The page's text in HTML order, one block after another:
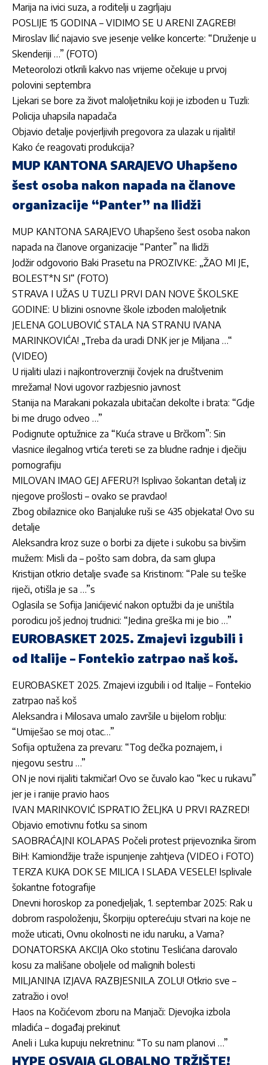
Marija na ivici suza, a roditelji u zagrljaju
POSLIJE 15 GODINA – VIDIMO SE U ARENI ZAGREB!
Miroslav Ilić najavio sve jesenje velike koncerte: “Druženje u
Skenderiji …” (FOTO)
Meteorolozi otkrili kakvo nas vrijeme očekuje u prvoj
polovini septembra
Ljekari se bore za život maloljetniku koji je izboden u Tuzli:
Policija uhapsila napadača
Objavio detalje povjerljivih pregovora za ulazak u rijaliti!
Kako će reagovati produkcija?
MUP KANTONA SARAJEVO Uhapšeno
šest osoba nakon napada na članove
organizacije “Panter” na Ilidži
MUP KANTONA SARAJEVO Uhapšeno šest osoba nakon
napada na članove organizacije “Panter” na Ilidži
Jodžir odgovorio Baki Prasetu na PROZIVKE: „ŽAO MI JE,
BOLEST*N SI“ (FOTO)
STRAVA I UŽAS U TUZLI PRVI DAN NOVE ŠKOLSKE
GODINE: U blizini osnovne škole izboden maloljetnik
JELENA GOLUBOVIĆ STALA NA STRANU IVANA
MARINKOVIĆA! „Treba da uradi DNK jer je Miljana …“
(VIDEO)
U rijaliti ulazi i najkontroverzniji čovjek na društvenim
mrežama! Novi ugovor razbjesnio javnost
Stanija na Marakani pokazala ubitačan dekolte i brata: “Gdje
bi me drugo odveo …”
Podignute optužnice za “Kuća strave u Brčkom”: Sin
vlasnice ilegalnog vrtića tereti se za bludne radnje i dječiju
pornografiju
MILOVAN IMAO GEJ AFERU?! Isplivao šokantan detalj iz
njegove prošlosti – ovako se pravdao!
Zbog obilaznice oko Banjaluke ruši se 435 objekata! Ovo su
detalje
Aleksandra kroz suze o borbi za dijete i sukobu sa bivšim
mužem: Misli da – pošto sam dobra, da sam glupa
Kristijan otkrio detalje svađe sa Kristinom: “Pale su teške
riječi, otišla je sa …”s
Oglasila se Sofija Janićijević nakon optužbi da je uništila
porodicu još jednoj trudnici: “Jedina greška mi je bio …”
EUROBASKET 2025. Zmajevi izgubili i
od Italije – Fontekio zatrpao naš koš.
EUROBASKET 2025. Zmajevi izgubili i od Italije – Fontekio
zatrpao naš koš
Aleksandra i Milosava umalo završile u bijelom roblju:
“Umiješao se moj otac…”
Sofija optužena za prevaru: “Tog dečka poznajem, i
njegovu sestru …”
ON je novi rijaliti takmičar! Ovo se čuvalo kao “kec u rukavu”
jer je i ranije pravio haos
IVAN MARINKOVIĆ ISPRATIO ŽELJKA U PRVI RAZRED!
Objavio emotivnu fotku sa sinom
SAOBRAĆAJNI KOLAPAS Počeli protest prijevoznika širom
BiH: Kamiondžije traže ispunjenje zahtjeva (VIDEO i FOTO)
TERZA KUKA DOK SE MILICA I SLAĐA VESELE! Isplivale
šokantne fotografije
Dnevni horoskop za ponedjeljak, 1. septembar 2025: Rak u
dobrom raspoloženju, Škorpiju opterećuju stvari na koje ne
može uticati, Ovnu okolnosti ne idu naruku, a Vama?
DONATORSKA AKCIJA Oko stotinu Teslićana darovalo
kosu za mališane oboljele od malignih bolesti
MILJANINA IZJAVA RAZBJESNILA ZOLU! Otkrio sve –
zatražio i ovo!
Haos na Kočićevom zboru na Manjači: Djevojka izbola
mladića – događaj prekinut
Aneli i Luka kupuju nekretninu: “To su nam planovi …”
HYPE OSVAJA GLOBALNO TRŽIŠTE!